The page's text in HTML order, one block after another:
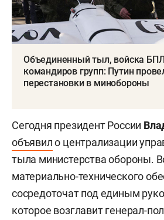
Объединенный тыл, войска
командиров групп: Путин
перестановки в минобороны
Сегодня президент России
объявило централизации
тыла министерства обороны.
материально-технического
сосредоточат под единым
которое возглавит генерал-